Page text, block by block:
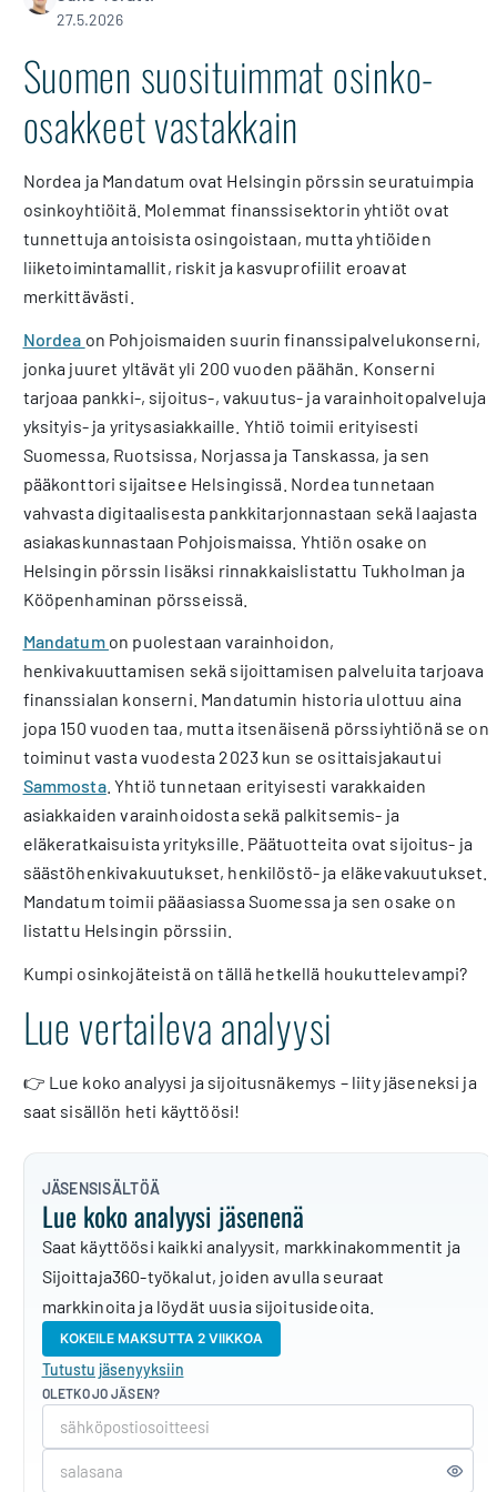
27.5.2026
Suomen suosituimmat osinko-
osakkeet vastakkain
Nordea ja Mandatum ovat Helsingin pörssin seuratuimpia
osinkoyhtiöitä. Molemmat finanssisektorin yhtiöt ovat
tunnettuja antoisista osingoistaan, mutta yhtiöiden
liiketoimintamallit, riskit ja kasvuprofiilit eroavat
merkittävästi.
Nordea on Pohjoismaiden suurin finanssipalvelukonserni,
jonka juuret yltävät yli 200 vuoden päähän. Konserni
tarjoaa pankki-, sijoitus-, vakuutus- ja varainhoitopalveluja
yksityis- ja yritysasiakkaille. Yhtiö toimii erityisesti
Suomessa, Ruotsissa, Norjassa ja Tanskassa, ja sen
pääkonttori sijaitsee Helsingissä. Nordea tunnetaan
vahvasta digitaalisesta pankkitarjonnastaan sekä laajasta
asiakaskunnastaan Pohjoismaissa. Yhtiön osake on
Helsingin pörssin lisäksi rinnakkaislistattu Tukholman ja
Kööpenhaminan pörsseissä.
Mandatum on puolestaan varainhoidon,
henkivakuuttamisen sekä sijoittamisen palveluita tarjoava
finanssialan konserni. Mandatumin historia ulottuu aina
jopa 150 vuoden taa, mutta itsenäisenä pörssiyhtiönä se on
toiminut vasta vuodesta 2023 kun se osittaisjakautui
Sammosta. Yhtiö tunnetaan erityisesti varakkaiden
asiakkaiden varainhoidosta sekä palkitsemis- ja
eläkeratkaisuista yrityksille. Päätuotteita ovat sijoitus- ja
säästöhenkivakuutukset, henkilöstö- ja eläkevakuutukset.
Mandatum toimii pääasiassa Suomessa ja sen osake on
listattu Helsingin pörssiin.
Kumpi osinkojäteistä on tällä hetkellä houkuttelevampi?
Lue vertaileva analyysi
👉 Lue koko analyysi ja sijoitusnäkemys – liity jäseneksi ja
saat sisällön heti käyttöösi!
JÄSENSISÄLTÖÄ
Lue koko analyysi jäsenenä
Saat käyttöösi kaikki analyysit, markkinakommentit ja
Sijoittaja360-työkalut, joiden avulla seuraat
markkinoita ja löydät uusia sijoitusideoita.
KOKEILE MAKSUTTA 2 VIIKKOA
Tutustu jäsenyyksiin
OLETKO JO JÄSEN?